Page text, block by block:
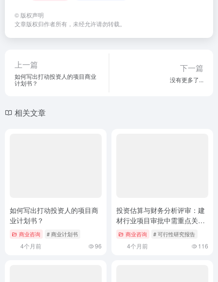
© 版权声明
文章版权归作者所有，未经允许请勿转载。
上一篇
如何写出打动投资人的项目商业
计划书？
下一篇
没有更多了...
相关文章
如何写出打动投资人的项目商
业计划书？
商业咨询 # 商业计划书
4个月前 96
投资估算与财务分析评审：建
材行业项目审批中需重点关注
的要点
商业咨询 # 可行性研究报告
4个月前 116